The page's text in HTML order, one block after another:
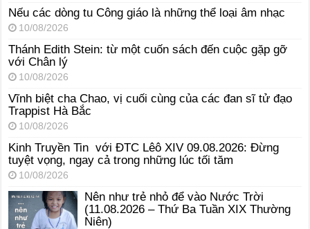
Nếu các dòng tu Công giáo là những thể loại âm nhạc
10/08/2026
Thánh Edith Stein: từ một cuốn sách đến cuộc gặp gỡ
với Chân lý
10/08/2026
Vĩnh biệt cha Chao, vị cuối cùng của các đan sĩ tử đạo
Trappist Hà Bắc
10/08/2026
Kinh Truyền Tin với ĐTC Lêô XIV 09.08.2026: Đừng
tuyệt vọng, ngay cả trong những lúc tối tăm
10/08/2026
Nên như trẻ nhỏ để vào Nước Trời
(11.08.2026 – Thứ Ba Tuần XIX Thường
Niên)